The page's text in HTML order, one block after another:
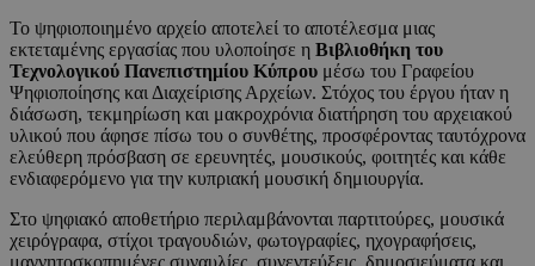
Το ψηφιοποιημένο αρχείο αποτελεί το αποτέλεσμα μιας
εκτεταμένης εργασίας που υλοποίησε η Βιβλιοθήκη του
Τεχνολογικού Πανεπιστημίου Κύπρου μέσω του Γραφείου
Ψηφιοποίησης και Διαχείρισης Αρχείων. Στόχος του έργου ήταν η
διάσωση, τεκμηρίωση και μακροχρόνια διατήρηση του αρχειακού
υλικού που άφησε πίσω του ο συνθέτης, προσφέροντας ταυτόχρονα
ελεύθερη πρόσβαση σε ερευνητές, μουσικούς, φοιτητές και κάθε
ενδιαφερόμενο για την κυπριακή μουσική δημιουργία.
Στο ψηφιακό αποθετήριο περιλαμβάνονται παρτιτούρες, μουσικά
χειρόγραφα, στίχοι τραγουδιών, φωτογραφίες, ηχογραφήσεις,
μαγνητοσκοπημένες συναυλίες, συνεντεύξεις, δημοσιεύματα και